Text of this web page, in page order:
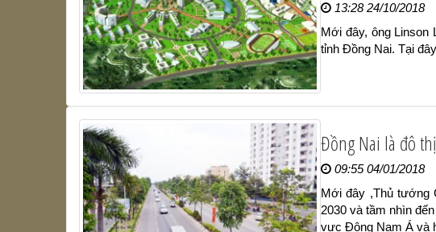
13:28 24/10/2018
Mới đây, ông Linson
tỉnh Đồng Nai. Tại
Đồng Nai là đô
09:55 04/01/2018
Mới đây ,Thủ tướng
2030 và tầm nhìn
vực Đông Nam Á và